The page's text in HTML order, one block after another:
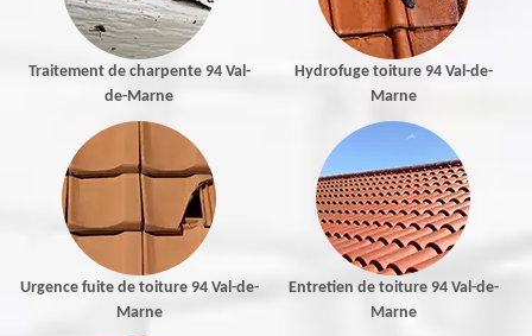
Traitement de charpente 94 Val-
de-Marne
Hydrofuge toiture 94 Val-de-
Marne
Urgence fuite de toiture 94 Val-de-
Marne
Entretien de toiture 94 Val-de-
Marne